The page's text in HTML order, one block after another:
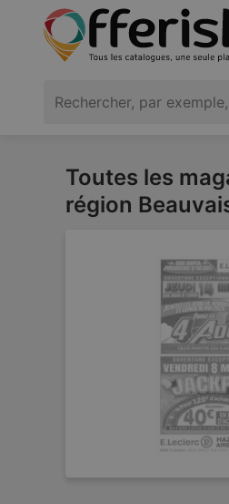
Toutes les
région